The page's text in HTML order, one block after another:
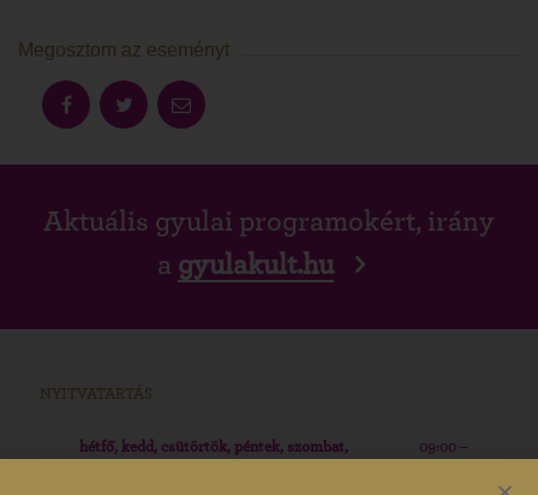
Megosztom az eseményt
Aktuális gyulai programokért, irány
a gyulakult.hu
NYITVATARTÁS
hétfő, kedd, csütörtök, péntek, szombat,
09:00 –